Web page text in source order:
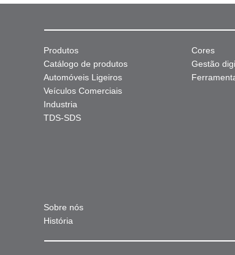
Produtos
Catálogo de produtos
Automóveis Ligeiros
Veículos Comerciais
Industria
TDS-SDS
Cores
Gestão
Sobre nós
História